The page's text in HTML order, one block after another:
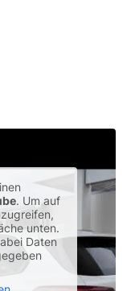
. Um auf
unten.
Daten